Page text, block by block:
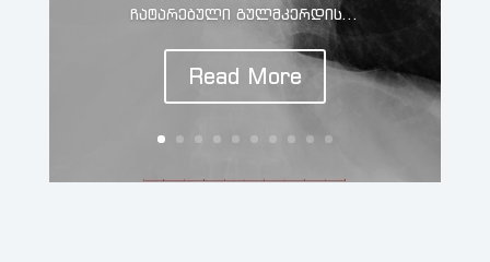
ჩატარებული გულმკერდის...
Read More